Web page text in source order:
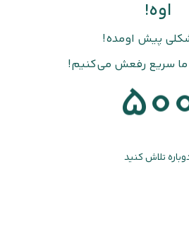
اوه!
پیش اومده!
ما سریع رفعش می‌کنیم!
تلاش کنید